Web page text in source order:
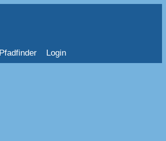
Pfadfinder Login